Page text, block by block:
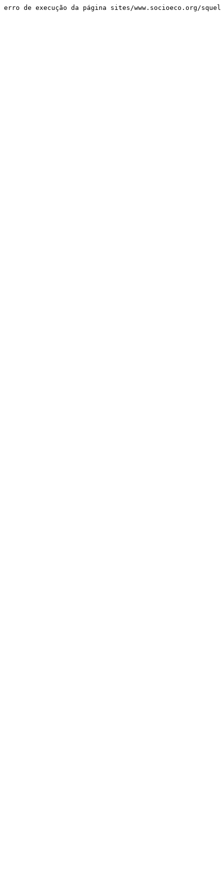
erro de execução da página sites/www.socioeco.org/